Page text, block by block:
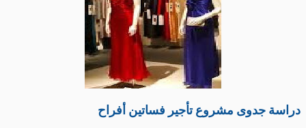
دراسة جدوى مشروع تأجير فساتين أفراح